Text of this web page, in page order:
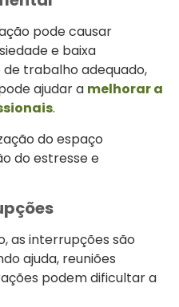
pode causar
e baixa
trabalho adequado,
ajudar a melhorar a
.
do espaço
do estresse e
as interrupções são
ajuda, reuniões
podem dificultar a